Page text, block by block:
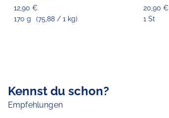
12,90 €
170 g
(75,88 / 1 kg)
20,90 €
1 St
Kennst du schon?
Empfehlungen